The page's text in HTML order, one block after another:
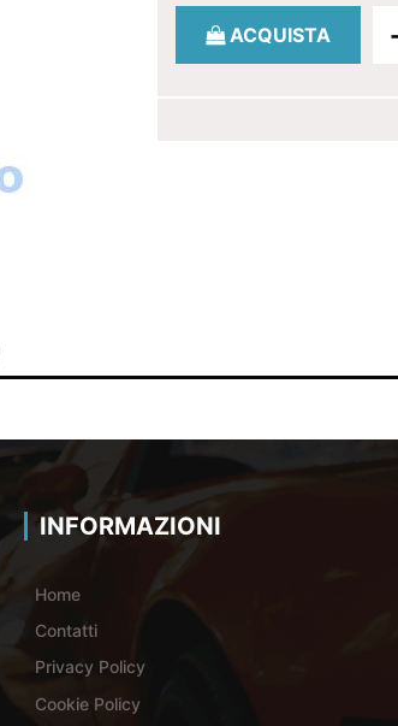
Quantità
ACQUISTA
INFORMAZIONI
Home
Contatti
Privacy Policy
Cookie Policy